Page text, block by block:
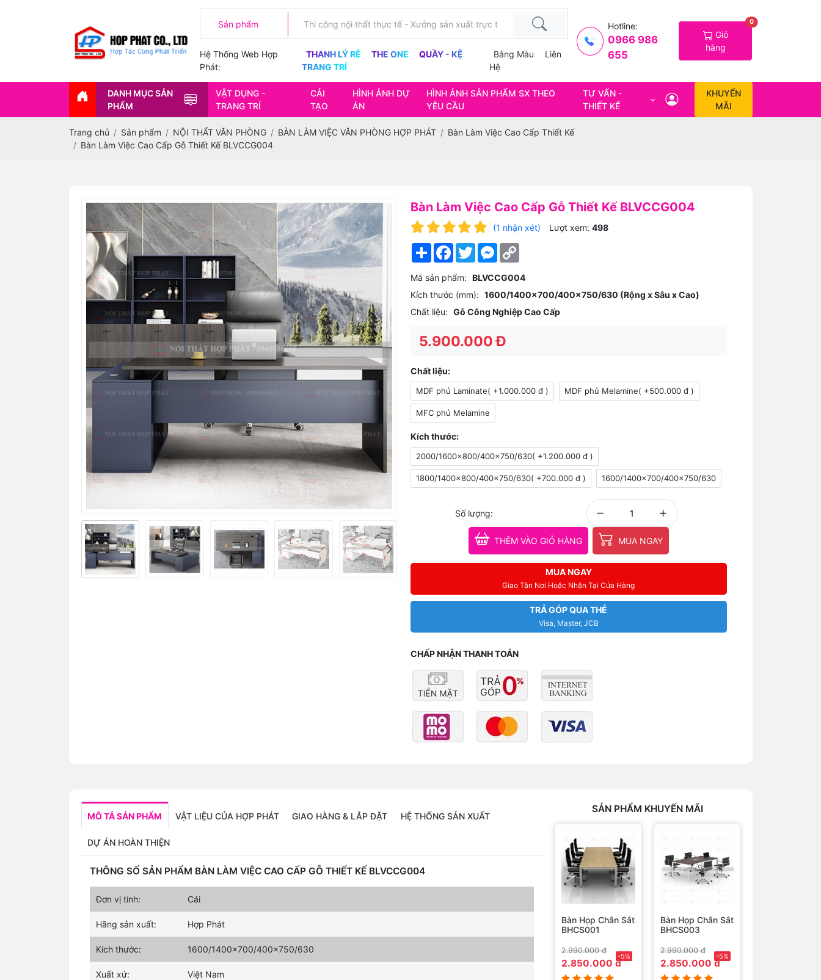
Hệ Thống Web Hợp
Phát:
THANH LÝ RẺ THE ONE
QUẦY - KỆ
TRANG TRÍ
Bảng Màu
Liên
Hệ
Hotline:
0966 986
655
Giỏ
hàng
0
DANH MỤC SẢN
PHẨM
VẬT DỤNG -
TRANG TRÍ
CẢI
TẠO
HÌNH ẢNH DỰ
ÁN
HÌNH ẢNH SẢN PHẨM SX THEO
YÊU CẦU
TƯ VẤN -
THIẾT KẾ
KHUYẾN
MÃI
Trang chủ Sản phẩm NỘI THẤT VĂN PHÒNG BÀN LÀM VIỆC VĂN PHÒNG HỢP PHÁT
Bàn Làm Việc Cao Cấp Thiết Kế
Bàn Làm Việc Cao Cấp Gỗ Thiết Kế BLVCCG004
Bàn Làm Việc Cao Cấp Gỗ Thiết Kế BLVCCG004
(1 nhận xét) Lượt xem: 498
Share Facebook
TwitterMessenger
Mã sản phẩm: BLVCCG004
Kích thước (mm): 1600/1400x700/400x750/630 (Rộng x Sâu x Cao)
Chất liệu: Gỗ Công Nghiệp Cao Cấp
5.900.000 Đ
Chất liệu:
MDF phủ Laminate( +1.000.000 đ ) MDF phủ Melamine( +500.000 đ )
MFC phủ Melamine
Kích thước:
2000/1600x800/400x750/630( +1.200.000 đ )
1800/1400x800/400x750/630( +700.000 đ ) 1600/1400x700/400x750/630
Số lượng:
THÊM VÀO GIỎ HÀNG MUA NGAY
MUA NGAY
Giao Tận Nơi Hoặc Nhận Tại Cửa Hàng
TRẢ GÓP QUA THẺ
Visa, Master, JCB
CHẤP NHẬN THANH TOÁN
MÔ TẢ SẢN PHẨM VẬT LIỆU CỦA HỢP PHÁT GIAO HÀNG & LẮP ĐẶT HỆ THỐNG SẢN XUẤT
DỰ ÁN HOÀN THIỆN
THÔNG SỐ SẢN PHẨM BÀN LÀM VIỆC CAO CẤP GỖ THIẾT KẾ BLVCCG004
Đơn vị tính: Cái
Hãng sản xuất: Hợp Phát
Kích thước: 1600/1400x700/400x750/630
Xuất xứ: Việt Nam
SẢN PHẨM KHUYẾN MÃI
Bàn Họp Chân Sắt
BHCS001
2.990.000 đ
2.850.000 đ
-5%
Bàn Họp Chân Sắt
BHCS003
2.990.000 đ
2.850.000 đ
-5%